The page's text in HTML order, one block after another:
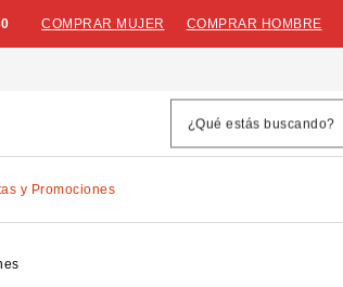
COMPRAR MUJER COMPRAR HOMBRE
y Promociones